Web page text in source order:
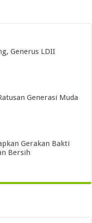
Generus LDII
Generasi Muda
Gerakan Bakti
Bersih